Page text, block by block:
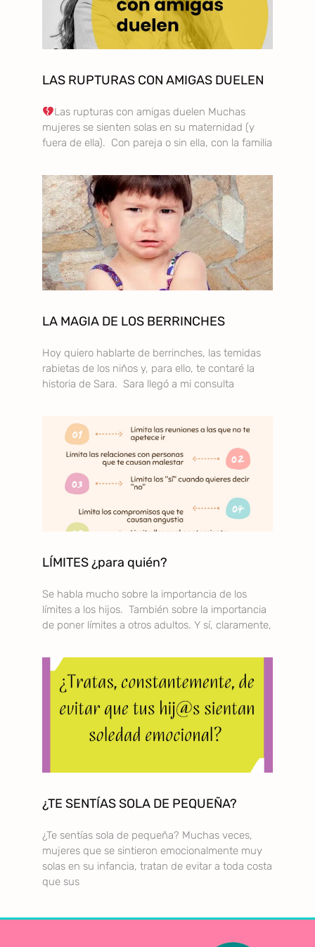
LAS RUPTURAS CON AMIGAS DUELEN
Las rupturas con amigas duelen Muchas
mujeres se sienten solas en su maternidad (y
fuera de ella). Con pareja o sin ella, con la familia
LA MAGIA DE LOS BERRINCHES
Hoy quiero hablarte de berrinches, las temidas
rabietas de los niños y, para ello, te contaré la
historia de Sara. Sara llegó a mi consulta
LÍMITES ¿para quién?
Se habla mucho sobre la importancia de los
límites a los hijos. También sobre la importancia
de poner límites a otros adultos. Y sí, claramente,
¿TE SENTÍAS SOLA DE PEQUEÑA?
¿Te sentías sola de pequeña? Muchas veces,
mujeres que se sintieron emocionalmente muy
solas en su infancia, tratan de evitar a toda costa
que sus